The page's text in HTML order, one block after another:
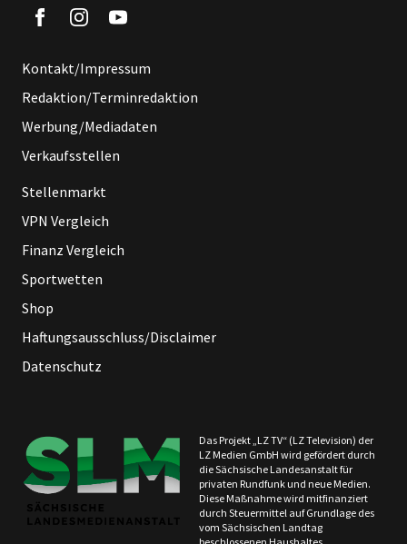
Kontakt/Impressum
Redaktion/Terminredaktion
Werbung/Mediadaten
Verkaufsstellen
Stellenmarkt
VPN Vergleich
Finanz Vergleich
Sportwetten
Shop
Haftungsausschluss/Disclaimer
Datenschutz
Das Projekt „LZ TV“ (LZ Television) der
LZ Medien GmbH wird gefördert durch
die Sächsische Landesanstalt für
privaten Rundfunk und neue Medien.
Diese Maßnahme wird mitfinanziert
durch Steuermittel auf Grundlage des
vom Sächsischen Landtag